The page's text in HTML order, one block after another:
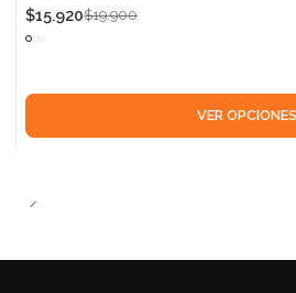
$15.920$19.900
VER OPCIONES